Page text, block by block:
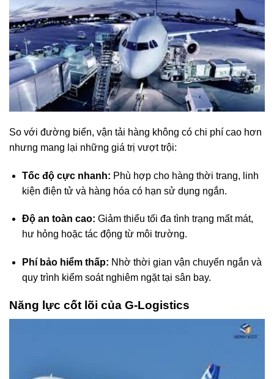
So với đường biển, vận tải hàng không có chi phí cao hơn
nhưng mang lại những giá trị vượt trội:
Tốc độ cực nhanh: Phù hợp cho hàng thời trang, linh
kiện điện tử và hàng hóa có hạn sử dụng ngắn.
Độ an toàn cao: Giảm thiểu tối đa tình trạng mất mát,
hư hỏng hoặc tác động từ môi trường.
Phí bảo hiểm thấp: Nhờ thời gian vận chuyển ngắn và
quy trình kiểm soát nghiêm ngặt tại sân bay.
Năng lực cốt lõi của G-Logistics